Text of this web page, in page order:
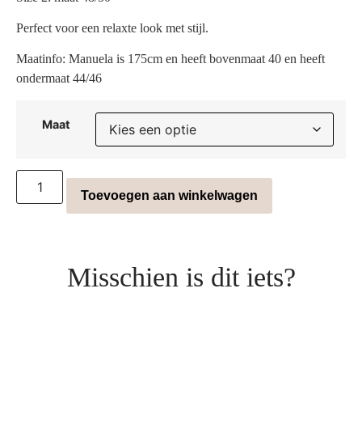
Perfect voor een relaxte look met stijl.
Maatinfo: Manuela is 175cm en heeft bovenmaat 40 en heeft
ondermaat 44/46
Maat
Toevoegen aan winkelwagen
Misschien is dit iets?